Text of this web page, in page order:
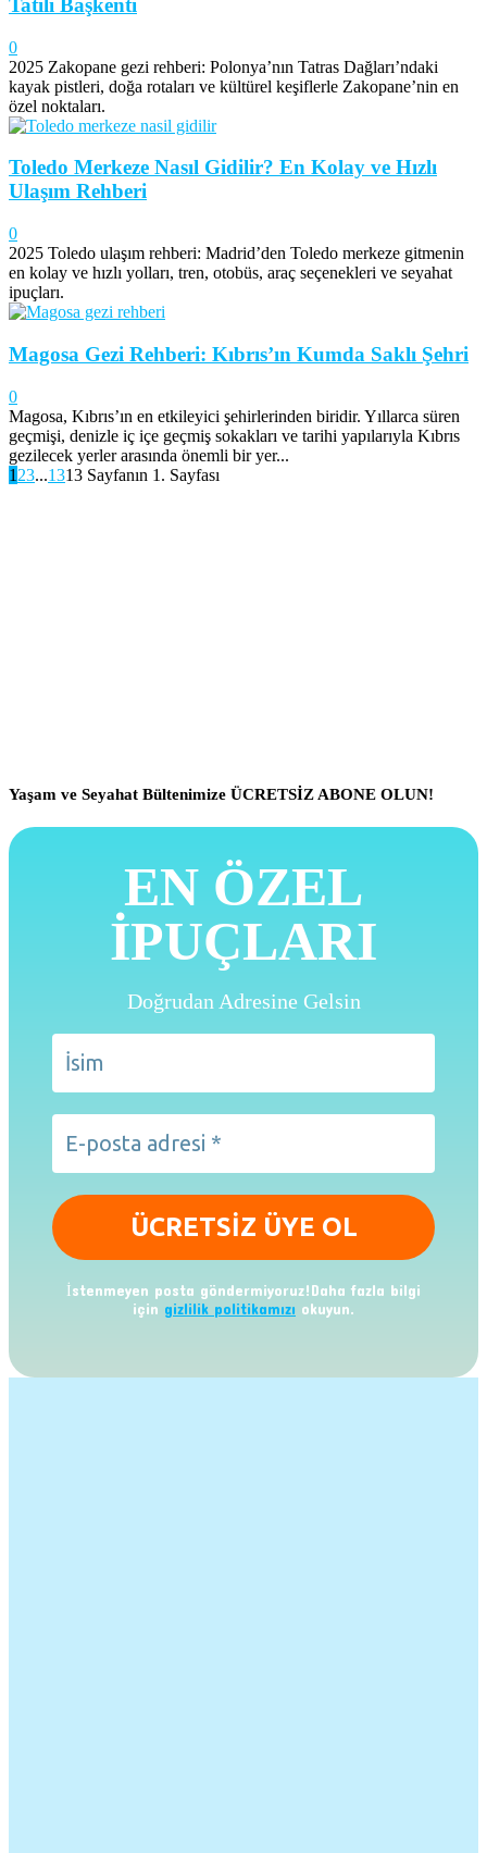
Tatili Başkenti
0
2025 Zakopane gezi rehberi: Polonya’nın Tatras Dağları’ndaki
kayak pistleri, doğa rotaları ve kültürel keşiflerle Zakopane’nin en
özel noktaları.
Toledo Merkeze Nasıl Gidilir? En Kolay ve Hızlı
Ulaşım Rehberi
0
2025 Toledo ulaşım rehberi: Madrid’den Toledo merkeze gitmenin
en kolay ve hızlı yolları, tren, otobüs, araç seçenekleri ve seyahat
ipuçları.
Magosa Gezi Rehberi: Kıbrıs’ın Kumda Saklı Şehri
0
Magosa, Kıbrıs’ın en etkileyici şehirlerinden biridir. Yıllarca süren
geçmişi, denizle iç içe geçmiş sokakları ve tarihi yapılarıyla Kıbrıs
gezilecek yerler arasında önemli bir yer...
1 23...1313 Sayfanın 1. Sayfası
Yaşam ve Seyahat Bültenimize ÜCRETSİZ ABONE OLUN!
EN ÖZEL
İPUÇLARI
Doğrudan Adresine Gelsin
İstenmeyen posta göndermiyoruz!Daha fazla bilgi
için gizlilik politikamızı okuyun.